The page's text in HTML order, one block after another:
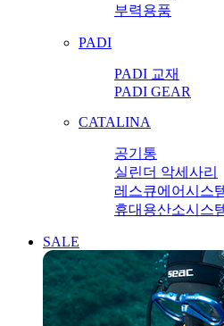
부력용품
PADI
PADI 교재
PADI GEAR
CATALINA
공기통
실린더 악세사리
레스큐에어시스
휴대용산소시스
SALE